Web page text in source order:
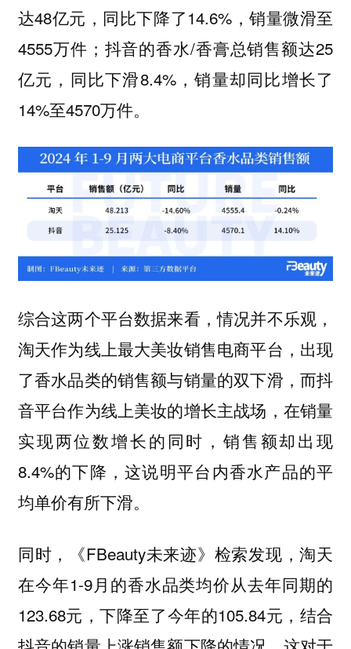
达48亿元，同比下降了14.6%，销量微滑至
4555万件；抖音的香水/香膏总销售额达25
亿元，同比下滑8.4%，销量却同比增长了
14%至4570万件。
综合这两个平台数据来看，情况并不乐观，
淘天作为线上最大美妆销售电商平台，出现
了香水品类的销售额与销量的双下滑，而抖
音平台作为线上美妆的增长主战场，在销量
实现两位数增长的同时，销售额却出现
8.4%的下降，这说明平台内香水产品的平
均单价有所下滑。
同时，《FBeauty未来迹》检索发现，淘天
在今年1-9月的香水品类均价从去年同期的
123.68元，下降至了今年的105.84元，结合